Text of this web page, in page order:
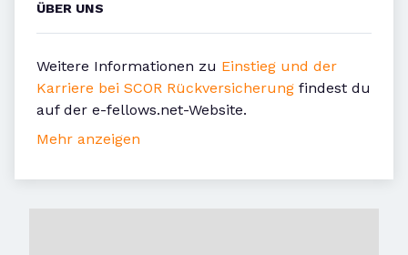
ÜBER UNS
Weitere Informationen zu Einstieg und der
Karriere bei SCOR Rückversicherung findest du
auf der e-fellows.net-Website.
Mehr anzeigen